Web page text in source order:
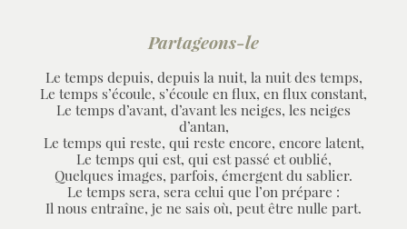
Partageons-le
Le temps depuis, depuis la nuit, la nuit des temps,
Le temps s’écoule, s’écoule en flux, en flux constant,
Le temps d’avant, d’avant les neiges, les neiges
d’antan,
Le temps qui reste, qui reste encore, encore latent,
Le temps qui est, qui est passé et oublié,
Quelques images, parfois, émergent du sablier.
Le temps sera, sera celui que l’on prépare :
Il nous entraîne, je ne sais où, peut être nulle part.